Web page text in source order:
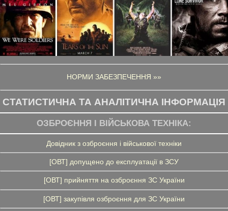
НОРМИ ЗАБЕЗПЕЧЕННЯ »»
СТАТИСТИЧНА ТА АНАЛІТИЧНА ІНФОРМАЦІЯ
ОЗБРОЄННЯ І ВІЙСЬКОВА ТЕХНІКА:
Довідник з озброєння і військової техніки
[ОВТ] допущено до експлуатації в ЗСУ
[ОВТ] прийняття на озброєння ЗС України
[ОВТ] закупівля озброєння для ЗС України